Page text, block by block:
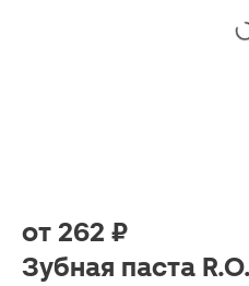
от 262 ₽
Зубная паста